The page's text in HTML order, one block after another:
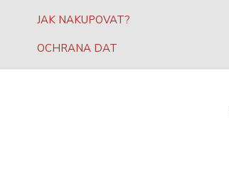
JAK NAKUPOVAT?
OCHRANA DAT